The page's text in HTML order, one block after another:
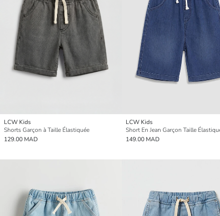
LCW Kids
Shorts Garçon à Taille Élastiquée
129.00 MAD
LCW Kids
Short En Jean Garçon Taille
149.00 MAD